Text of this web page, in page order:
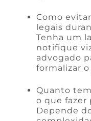
Como
legais
Tenha um
notifique
advogado
formalizar
Quanto
o que fazer
Depende